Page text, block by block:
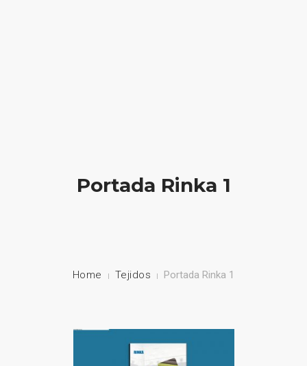
NUESTROS PRODUCTOSPortada Rinka 1
Home Tejidos Portada Rinka 1